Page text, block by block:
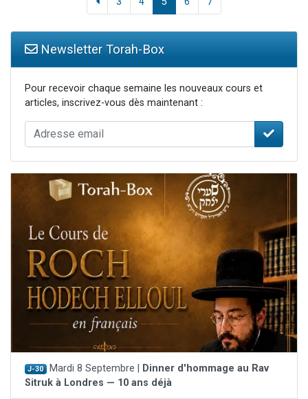
Newsletter Torah-Box
Pour recevoir chaque semaine les nouveaux cours et
articles, inscrivez-vous dès maintenant :
J-30 Mardi 8 Septembre |
Dinner d'hommage au Rav
Sitruk à Londres — 10 ans déjà